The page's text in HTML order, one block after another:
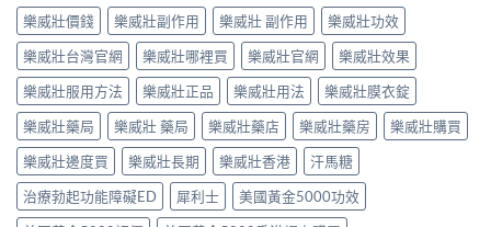
樂威壯價錢
樂威壯副作用 樂威壯 副作用
樂威壯功效
樂威壯台灣官網
樂威壯哪裡買 樂威壯官網
樂威壯效果
樂威壯服用方法
樂威壯正品 樂威壯用法
樂威壯膜衣錠
樂威壯藥局
樂威壯 藥局 樂威壯藥店 樂威壯藥房
樂威壯購買
樂威壯邊度買
樂威壯長期 樂威壯香港
汗馬糖
治療勃起功能障礙ED
犀利士
美國黃金5000功效